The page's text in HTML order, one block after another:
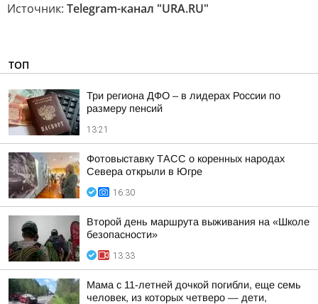
Источник: Telegram-канал "URA.RU"
ТОП
Три региона ДФО – в лидерах России по
размеру пенсий
13:21
Фотовыставку ТАСС о коренных народах
Севера открыли в Югре
16:30
Второй день маршрута выживания на «Школе
безопасности»
13:33
Мама с 11-летней дочкой погибли, еще семь
человек, из которых четверо — дети,